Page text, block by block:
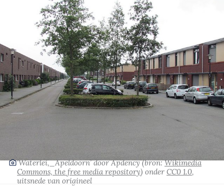
‘Waterlei,_Apeldoorn’door Apdency(bron:Wikimedia
Commons, the free media repository) onder CC0 1.0,
uitsnede van origineel